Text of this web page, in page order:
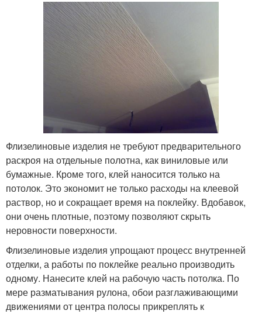
Флизелиновые изделия не требуют предварительного
раскроя на отдельные полотна, как виниловые или
бумажные. Кроме того, клей наносится только на
потолок. Это экономит не только расходы на клеевой
раствор, но и сокращает время на поклейку. Вдобавок,
они очень плотные, поэтому позволяют скрыть
неровности поверхности.
Флизелиновые изделия упрощают процесс внутренней
отделки, а работы по поклейке реально производить
одному. Нанесите клей на рабочую часть потолка. По
мере разматывания рулона, обои разглаживающими
движениями от центра полосы прикреплять к